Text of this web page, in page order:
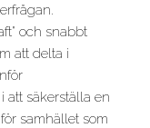
och snabbt
att delta i
att säkerställa en
samhället som